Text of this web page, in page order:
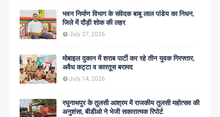
भवन निर्माण विभाग के संवेदक बाबू लाल पांडेय का निधन,
जिले में दौड़ी शोक की लहर
July 27, 2026
मोबाइल दुकान में शराब पार्टी कर रहे तीन युवक गिरफ्तार,
अवैध कट्टा व कारतूस बरामद
July 14, 2026
रघुनाथपुर के तुलसी आश्रम में राजकीय तुलसी महोत्सव की
अनुशंसा, बीडीओ ने भेजी सकारात्मक रिपोर्ट